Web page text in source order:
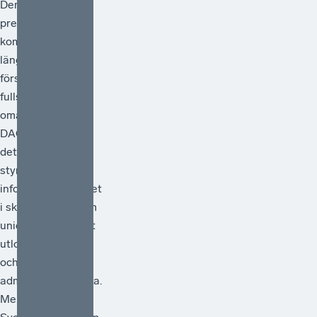
Den 24 juni
presenterade EU-
kommissionen sitt
länge väntade
förslag på en
fullständig
omarbetning av
DAC-direktivet –
det regelverk som
styr
informationsutbytet
i skattefrågor inom
unionen. Förslaget
utlovar förenkling
och minskad
administrativ börda.
Men räcker det?